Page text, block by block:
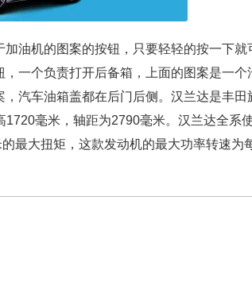
油机的图案的按钮，只要轻轻的按一下就
一个负责打开后备箱，上面的图案是一个
汽车油箱盖都在后门后侧。汉兰达是丰田
毫米，轴距为2790毫米。汉兰达全系
最大扭矩，这款发动机的最大功率转速为